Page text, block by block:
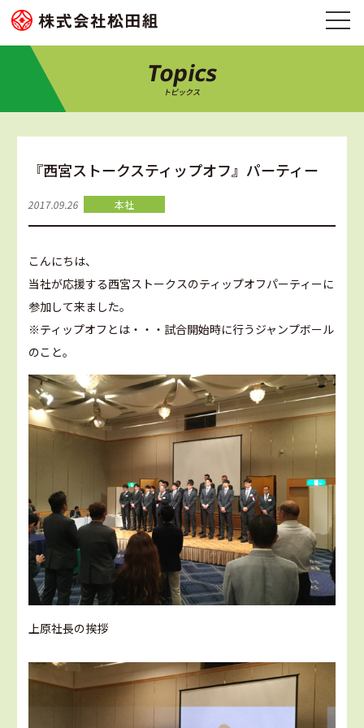
Topics
トピックス
『西宮ストークスティップオフ』パーティー
2017.09.26 本社
こんにちは、
当社が応援する西宮ストークスのティップオフパーティーに
参加して来ました。
※ティップオフとは・・・試合開始時に行うジャンプボール
のこと。
上原社長の挨拶